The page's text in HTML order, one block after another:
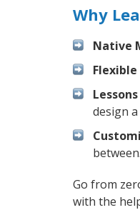
Why
Native
design
between.
Go from
with the